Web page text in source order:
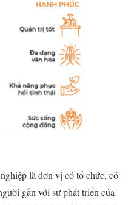
là đơn vị có tổ chức, có
gắn với sự phát triển của